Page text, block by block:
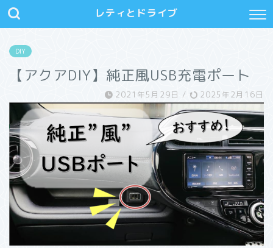
レティとドライブ
DIY
【アクアDIY】純正風USB充電ポート
2021年5月29日 / 2025年2月16日